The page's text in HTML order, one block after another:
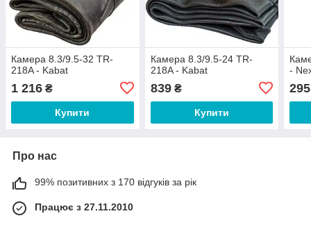
Камера 8.3/9.5-32 TR-
218A - Kabat
1 216 ₴
Купити
Камера 8.3/9.5-24 TR-
218A - Kabat
839₴
Купити
-
295
Про нас
99% позитивних з 170 відгуків за рік
Працює з 27.11.2010